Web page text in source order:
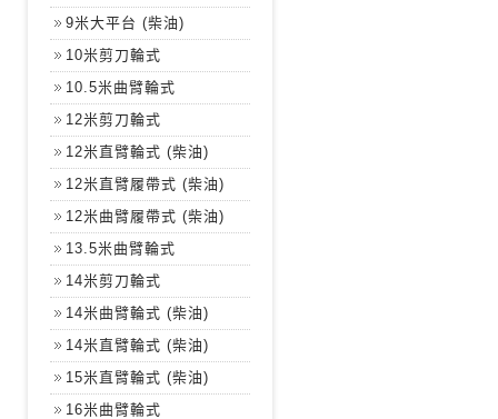
9米大平台 (柴油)
10米剪刀輪式
10.5米曲臂輪式
12米剪刀輪式
12米直臂輪式 (柴油)
12米直臂履帶式 (柴油)
12米曲臂履帶式 (柴油)
13.5米曲臂輪式
14米剪刀輪式
14米曲臂輪式 (柴油)
14米直臂輪式 (柴油)
15米直臂輪式 (柴油)
16米曲臂輪式